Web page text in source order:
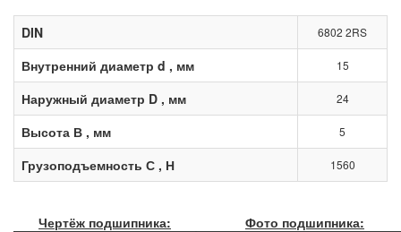
DIN 6802 2RS
Внутренний диаметр d , мм 15
Наружный диаметр D , мм 24
Высота В , мм 5
Грузоподъемность С , Н 1560
Чертёж подшипника: Фото подшипника: